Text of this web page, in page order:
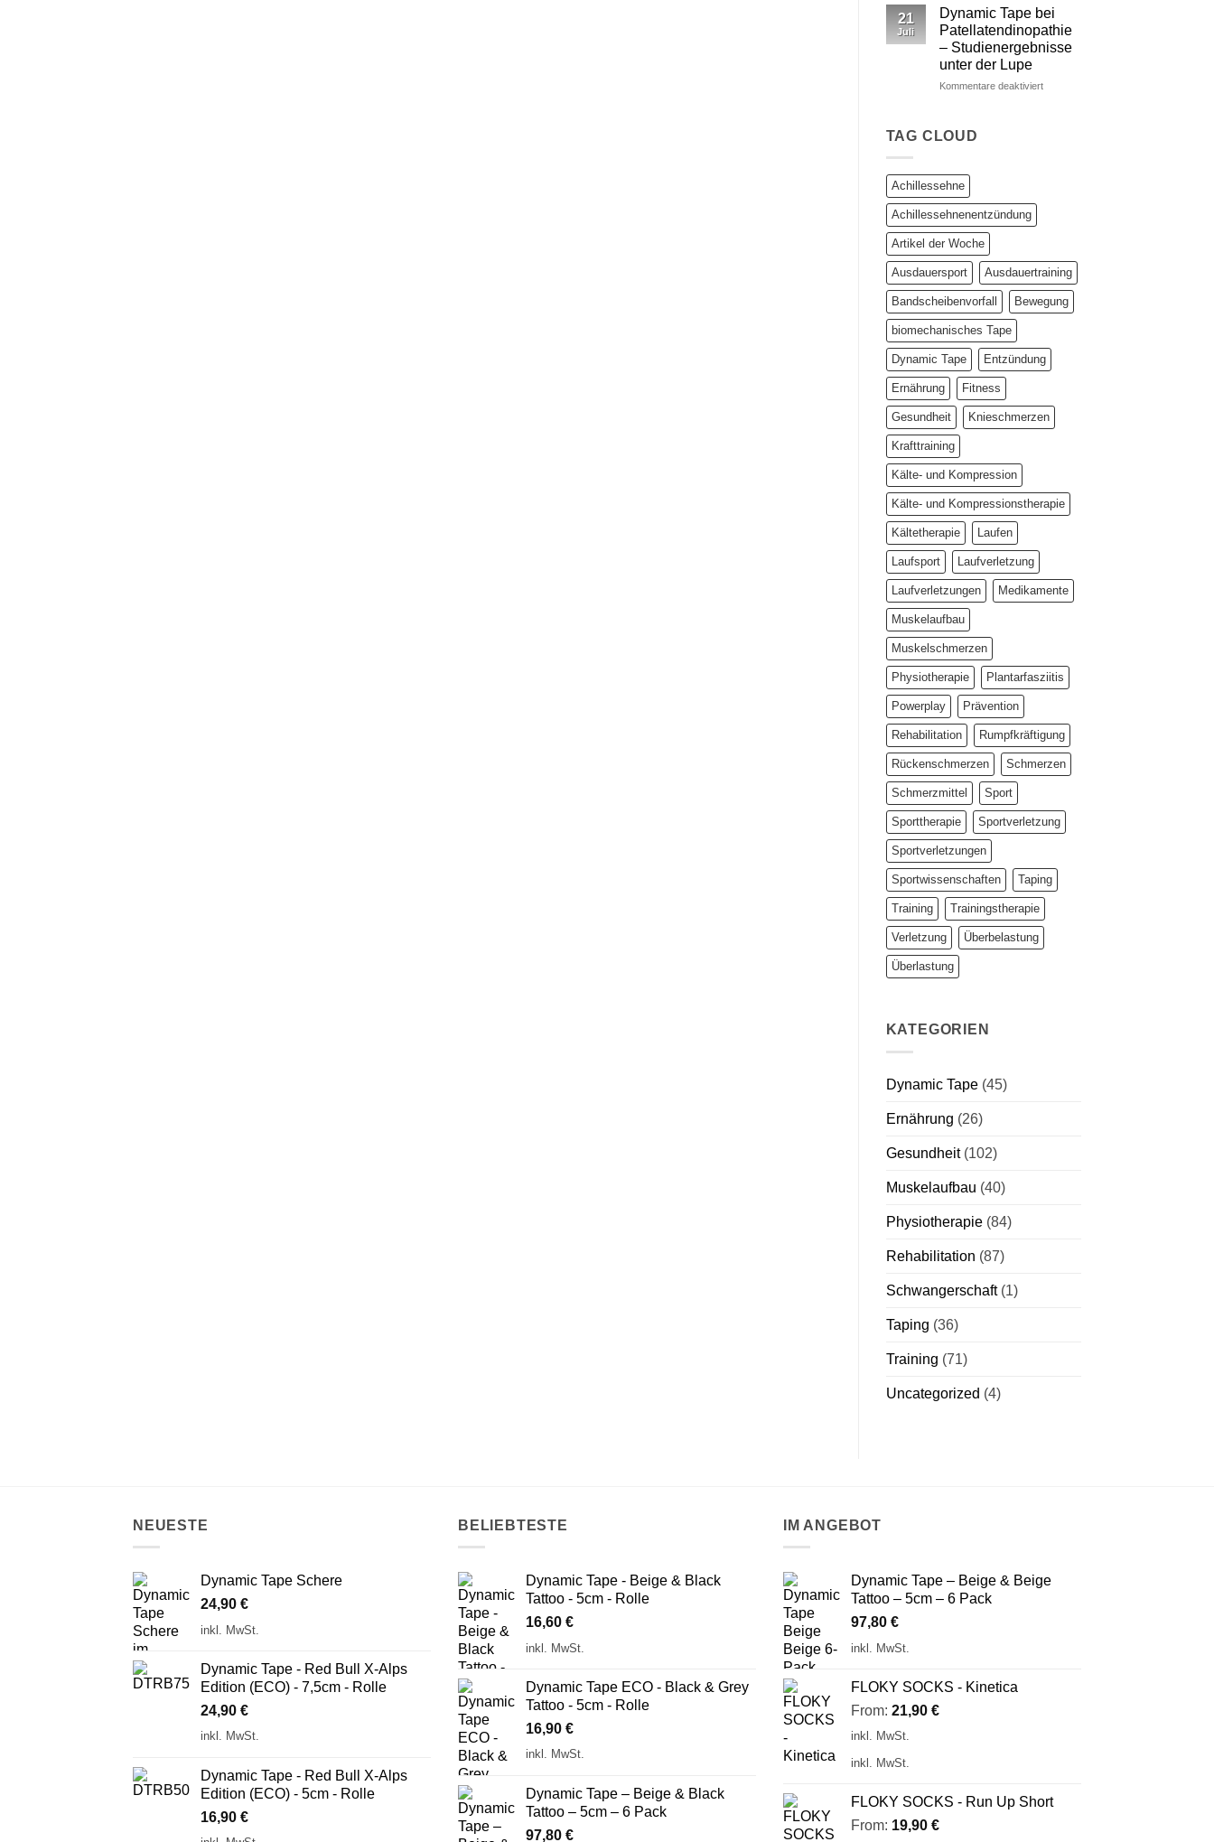
Kinesio
vs.
Dynamic
Tape
Auswirkungen
21
Juli
Dynamic Tape bei
Patellatendinopathie
– Studienergebnisse
unter der Lupe
Kommentare deaktiviertfür
TAG CLOUD
Achillessehne
Achillessehnenentzündung
Artikel der Woche
Ausdauersport Ausdauertraining
Bandscheibenvorfall Bewegung
biomechanisches Tape
Dynamic Tape Entzündung
Ernährung Fitness
Gesundheit Knieschmerzen
Krafttraining
Kälte- und Kompression
Kälte- und Kompressionstherapie
Kältetherapie Laufen
Laufsport Laufverletzung
Laufverletzungen Medikamente
Muskelaufbau
Muskelschmerzen
Physiotherapie Plantarfasziitis
Powerplay Prävention
Rehabilitation Rumpfkräftigung
Rückenschmerzen Schmerzen
Schmerzmittel Sport
Sporttherapie Sportverletzung
Sportverletzungen
Sportwissenschaften Taping
Training Trainingstherapie
Verletzung Überbelastung
Überlastung
KATEGORIEN
Dynamic Tape(45)
Ernährung (26)
Gesundheit(102)
Muskelaufbau (40)
Physiotherapie(84)
Rehabilitation (87)
Schwangerschaft(1)
Taping (36)
Training (71)
Uncategorized (4)
NEUESTE
Dynamic Tape Schere
24,90 €
inkl. MwSt.
Dynamic Tape - Red Bull X-Alps
Edition (ECO) - 7,5cm - Rolle
24,90 €
inkl. MwSt.
Dynamic Tape - Red Bull X-Alps
Edition (ECO) - 5cm - Rolle
16,90 €
BELIEBTESTE
Dynamic Tape - Beige & Black
Tattoo - 5cm - Rolle
16,60 €
inkl. MwSt.
Dynamic Tape ECO - Black & Grey
Tattoo - 5cm - Rolle
16,90 €
inkl. MwSt.
Dynamic Tape – Beige & Black
Tattoo – 5cm – 6 Pack
97,80 €
IM ANGEBOT
Dynamic Tape – Beige & Beige
Tattoo – 5cm – 6 Pack
97,80 €
inkl. MwSt.
FLOKY SOCKS - Kinetica
From: 21,90 €
inkl. MwSt.
inkl. MwSt.
FLOKY SOCKS - Run Up Short
From: 19,90 €